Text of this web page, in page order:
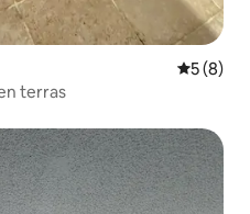
5 (8)
terras